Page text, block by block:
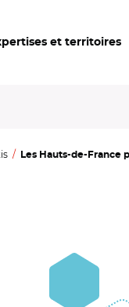
et territoires
Les Hauts-de-France